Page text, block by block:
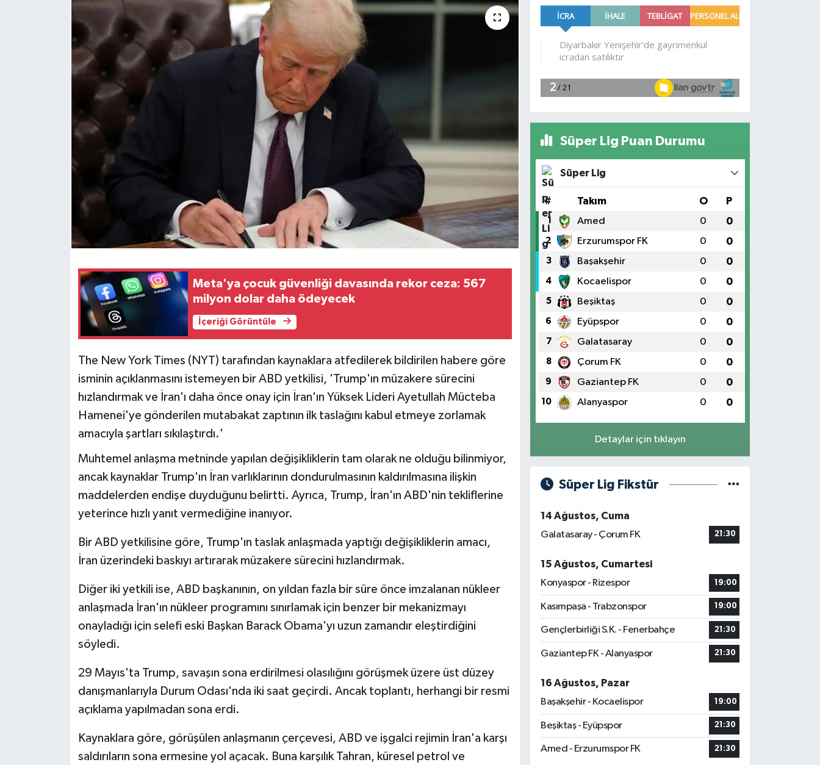
Meta'ya çocuk güvenliği davasında rekor ceza: 567
milyon dolar daha ödeyecek
İçeriği Görüntüle
The New York Times (NYT) tarafından kaynaklara atfedilerek bildirilen habere göre
isminin açıklanmasını istemeyen bir ABD yetkilisi, 'Trump'ın müzakere sürecini
hızlandırmak ve İran'ı daha önce onay için İran'ın Yüksek Lideri Ayetullah Mücteba
Hamenei'ye gönderilen mutabakat zaptının ilk taslağını kabul etmeye zorlamak
amacıyla şartları sıkılaştırdı.'
Muhtemel anlaşma metninde yapılan değişikliklerin tam olarak ne olduğu bilinmiyor,
ancak kaynaklar Trump'ın İran varlıklarının dondurulmasının kaldırılmasına ilişkin
maddelerden endişe duyduğunu belirtti. Ayrıca, Trump, İran'ın ABD'nin tekliflerine
yeterince hızlı yanıt vermediğine inanıyor.
Bir ABD yetkilisine göre, Trump'ın taslak anlaşmada yaptığı değişikliklerin amacı,
İran üzerindeki baskıyı artırarak müzakere sürecini hızlandırmak.
Diğer iki yetkili ise, ABD başkanının, on yıldan fazla bir süre önce imzalanan nükleer
anlaşmada İran'ın nükleer programını sınırlamak için benzer bir mekanizmayı
onayladığı için selefi eski Başkan Barack Obama'yı uzun zamandır eleştirdiğini
söyledi.
29 Mayıs'ta Trump, savaşın sona erdirilmesi olasılığını görüşmek üzere üst düzey
danışmanlarıyla Durum Odası'nda iki saat geçirdi. Ancak toplantı, herhangi bir resmi
açıklama yapılmadan sona erdi.
Kaynaklara göre, görüşülen anlaşmanın çerçevesi, ABD ve işgalci rejimin İran'a karşı
saldırıların sona ermesine yol açacak. Buna karşılık Tahran, küresel petrol ve
Süper Lig Puan Durumu
Süper Lig
# Takım O P
1 Amed 0 0
2 Erzurumspor FK 0 0
3 Başakşehir 0 0
4 Kocaelispor 0 0
5 Beşiktaş 0 0
6 Eyüpspor 0 0
7 Galatasaray 0 0
8 Çorum FK 0 0
9 Gaziantep FK 0 0
10 Alanyaspor 0 0
Detaylar için tıklayın
Süper Lig Fikstür
14 Ağustos, Cuma
Galatasaray - Çorum FK
21:30
15 Ağustos, Cumartesi
Konyaspor - Rizespor
19:00
Kasımpaşa - Trabzonspor 19:00
Gençlerbirliği S.K. - Fenerbahçe 21:30
Gaziantep FK - Alanyaspor 21:30
16 Ağustos, Pazar
Başakşehir - Kocaelispor
19:00
Beşiktaş - Eyüpspor 21:30
Amed - Erzurumspor FK 21:30
Bi̇li̇m & Teknoloji̇